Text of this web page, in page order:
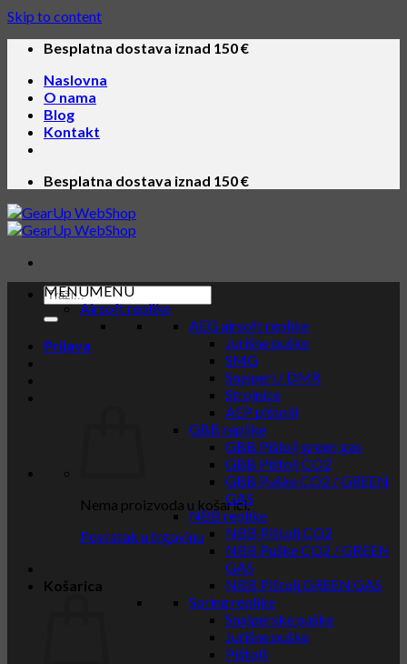
Skip to content
Besplatna dostava iznad 150 €
Naslovna
O nama
Blog
Kontakt
Besplatna dostava iznad 150 €
Prijava
Nema proizvoda u košarici.
Povratak u trgovinu
Košarica
MENUMENU
Airsoft replike
AEG airsoft replike
Jurišne puške
SMG
Snajperi / DMR
Strojnice
AEP pištolji
GBB replike
GBB Pištolj green gas
GBB Pištolj CO2
GBB Puške CO2 / GREEN
GAS
NBB replike
NBB Pištolj CO2
NBB Puške CO2 / GREEN
GAS
NBB Pištolj GREEN GAS
Spring replike
Snajperske puške
Jurišne puške
Pištolji